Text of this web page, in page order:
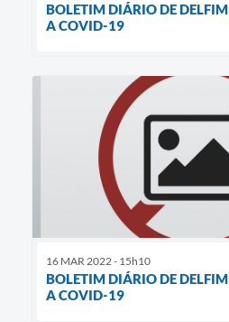
BOLETIM DIÁRIO DE
A COVID-19
16 MAR 2022 - 15h10
BOLETIM DIÁRIO DE
A COVID-19